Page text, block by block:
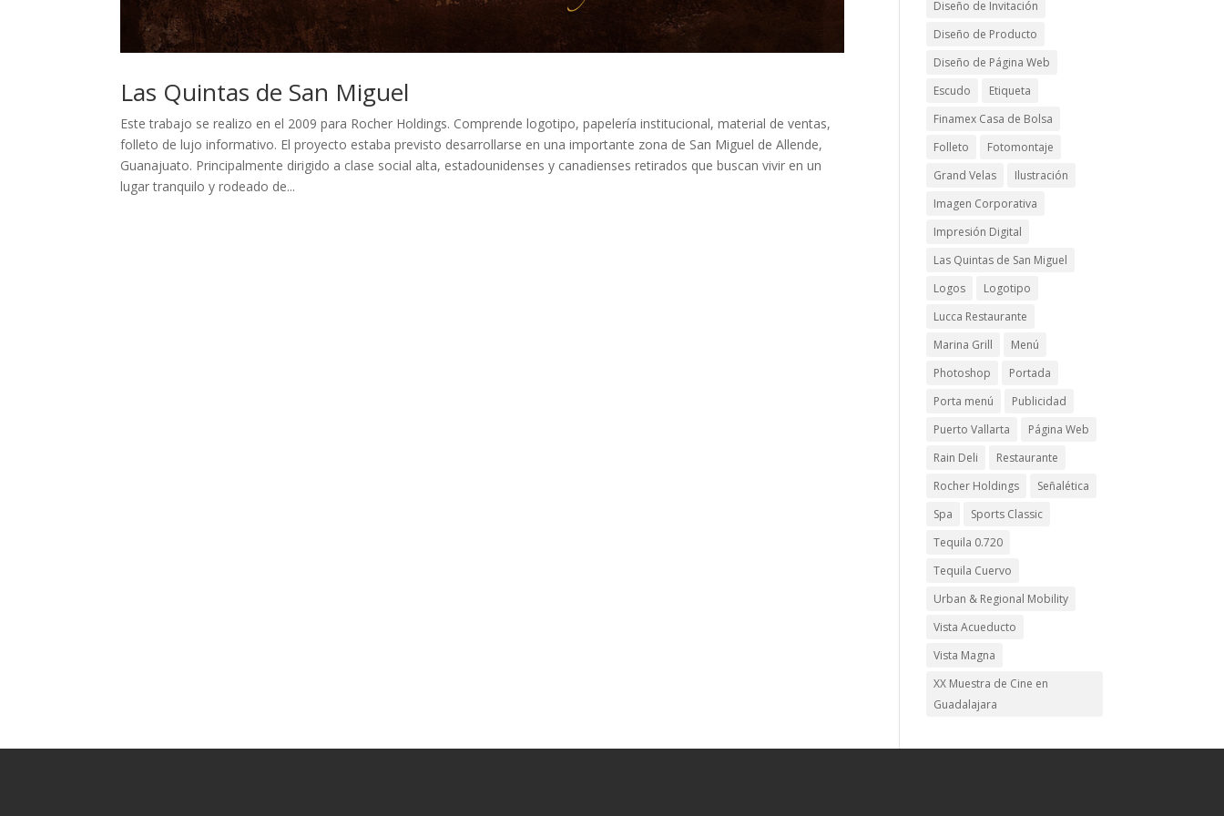
Las Quintas de San Miguel
Este trabajo se realizo en el 2009 para Rocher Holdings. Comprende logotipo, papelería institucional, material de ventas,
folleto de lujo informativo. El proyecto estaba previsto desarrollarse en una importante zona de San Miguel de Allende,
Guanajuato. Principalmente dirigido a clase social alta, estadounidenses y canadienses retirados que buscan vivir en un
lugar tranquilo y rodeado de...
Diseño de Invitación
Diseño de Producto
Diseño de Página Web
Escudo
Etiqueta
Finamex Casa de Bolsa
Folleto
Fotomontaje
Grand Velas
Ilustración
Imagen Corporativa
Impresión Digital
Las Quintas de San Miguel
Logos
Logotipo
Lucca Restaurante
Marina Grill
Menú
Photoshop
Portada
Porta menú
Publicidad
Puerto Vallarta
Página Web
Rain Deli
Restaurante
Rocher Holdings
Señalética
Spa
Sports Classic
Tequila 0.720
Tequila Cuervo
Urban & Regional Mobility
Vista Acueducto
Vista Magna
XX Muestra de Cine en
Guadalajara